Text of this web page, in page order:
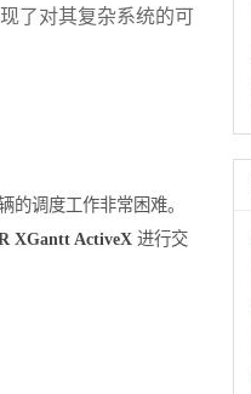
了对其复杂系统的可
调度工作非常困难。
XGantt ActiveX 进行交